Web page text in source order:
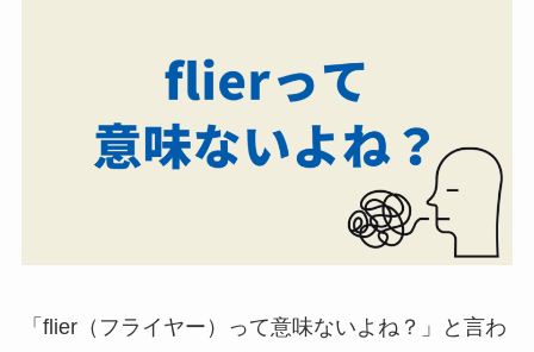
「flier（フライヤー）って意味ないよね？」と言わ